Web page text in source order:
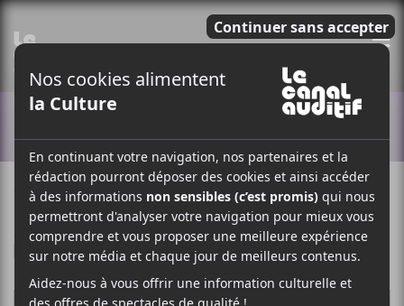
7 MARS 2025
PARLOUIS-PHILIPPE LABRÈCHE
/ MÉTAL / INDUSTRIEL
F
A
C
E
T
W
I
T
P
A
R
T